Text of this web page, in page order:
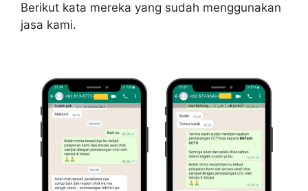
Berikut kata mereka yang sudah menggunakan
jasa kami.